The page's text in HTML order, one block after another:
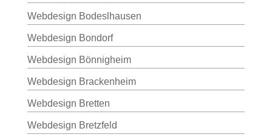
Webdesign Bodeslhausen
Webdesign Bondorf
Webdesign Bönnigheim
Webdesign Brackenheim
Webdesign Bretten
Webdesign Bretzfeld